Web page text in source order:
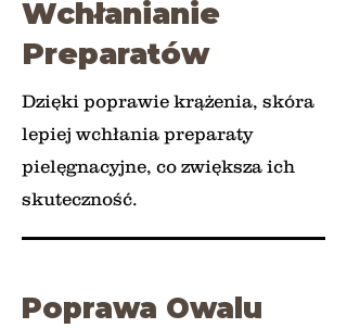
Wchłanianie
Preparatów
Dzięki poprawie krążenia, skóra
lepiej wchłania preparaty
pielęgnacyjne, co zwiększa ich
skuteczność.
Poprawa Owalu